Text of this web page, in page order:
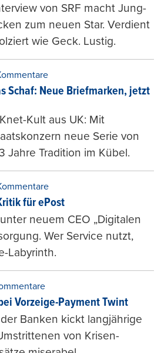
von SRF macht Jung-
zum neuen Star. Verdient
wie Geck. Lustig.
Schaf: Neue Briefmarken, jetzt
Kult aus UK: Mit
neue Serie von
Jahre Tradition im Kübel.
für ePost
neuem CEO „Digitalen
Wer Service nutzt,
Labyrinth.
Vorzeige-Payment Twint
Banken kickt langjährige
von Krisen-